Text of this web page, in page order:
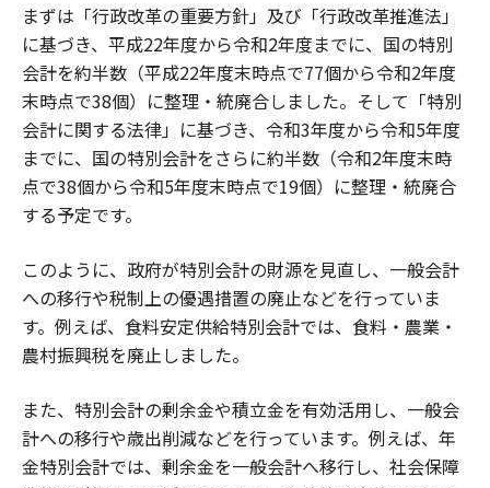
まずは「行政改革の重要方針」及び「行政改革推進法」
に基づき、平成22年度から令和2年度までに、国の特別
会計を約半数（平成22年度末時点で77個から令和2年度
末時点で38個）に整理・統廃合しました。そして「特別
会計に関する法律」に基づき、令和3年度から令和5年度
までに、国の特別会計をさらに約半数（令和2年度末時
点で38個から令和5年度末時点で19個）に整理・統廃合
する予定です。
このように、政府が特別会計の財源を見直し、一般会計
への移行や税制上の優遇措置の廃止などを行っていま
す。例えば、食料安定供給特別会計では、食料・農業・
農村振興税を廃止しました。
また、特別会計の剰余金や積立金を有効活用し、一般会
計への移行や歳出削減などを行っています。例えば、年
金特別会計では、剰余金を一般会計へ移行し、社会保障